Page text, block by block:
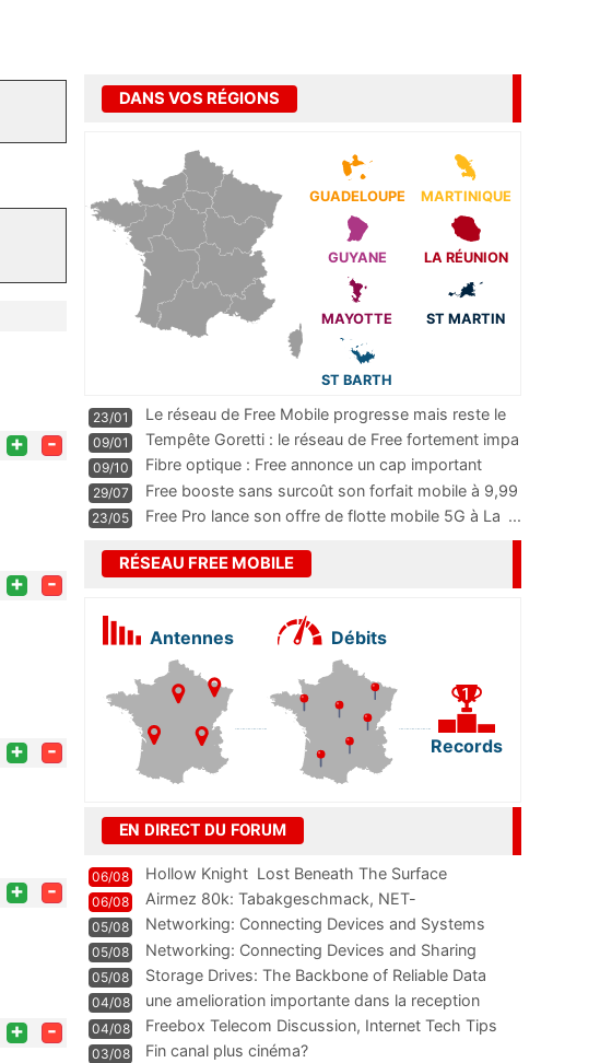
+ -
+ -
+ -
+ -
+ -
DANS VOS RÉGIONS
GUADELOUPE MARTINIQUE
GUYANE LA RÉUNION
MAYOTTE ST MARTIN
ST BARTH
23/01
Le réseau de Free Mobile progresse mais reste le
m
...
09/01
Tempête Goretti : le réseau de Free fortement impa
09/10
Fibre optique : Free annonce un cap important
pass
...
29/07
Free booste sans surcoût son forfait mobile à 9,99
23/05 Free Pro lance son offre de flotte mobile 5G à La ...
RÉSEAU FREE MOBILE
Antennes Débits
Records
EN DIRECT DU FORUM
06/08 Hollow Knight  Lost Beneath The Surface
06/08
Airmez 80k: Tabakgeschmack, NET-
Technologie und Leistung im
05/08 Networking: Connecting Devices and Systems
05/08
Networking: Connecting Devices and Sharing
Information
05/08
Storage Drives: The Backbone of Reliable Data
Management
04/08
une amelioration importante dans la reception
WIFI
04/08
Freebox Telecom Discussion, Internet Tech Tips
Communi
03/08 Fin canal plus cinéma?